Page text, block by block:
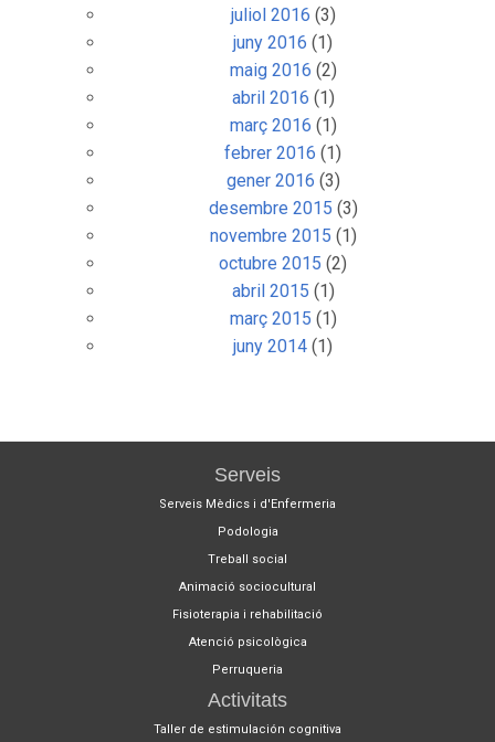
juliol 2016 (3)
juny 2016 (1)
maig 2016 (2)
abril 2016 (1)
març 2016 (1)
febrer 2016 (1)
gener 2016 (3)
desembre 2015 (3)
novembre 2015 (1)
octubre 2015 (2)
abril 2015 (1)
març 2015 (1)
juny 2014 (1)
Serveis
Serveis Mèdics i d'Enfermeria
Podologia
Treball social
Animació sociocultural
Fisioterapia i rehabilitació
Atenció psicològica
Perruqueria
Activitats
Taller de estimulación cognitiva